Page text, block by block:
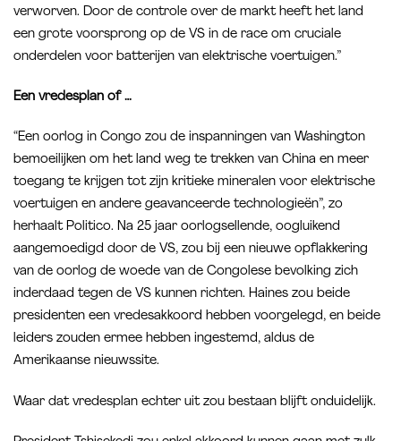
verworven. Door de controle over de markt heeft het land
een grote voorsprong op de VS in de race om cruciale
onderdelen voor batterijen van elektrische voertuigen.”
Een vredesplan of …
“Een oorlog in Congo zou de inspanningen van Washington
bemoeilijken om het land weg te trekken van China en meer
toegang te krijgen tot zijn kritieke mineralen voor elektrische
voertuigen en andere geavanceerde technologieën”, zo
herhaalt Politico. Na 25 jaar oorlogsellende, oogluikend
aangemoedigd door de VS, zou bij een nieuwe opflakkering
van de oorlog de woede van de Congolese bevolking zich
inderdaad tegen de VS kunnen richten. Haines zou beide
presidenten een vredesakkoord hebben voorgelegd, en beide
leiders zouden ermee hebben ingestemd, aldus de
Amerikaanse nieuwssite.
Waar dat vredesplan echter uit zou bestaan blijft onduidelijk.